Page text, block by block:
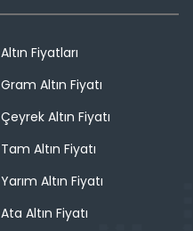
Altın Fiyatları
Gram Altın Fiyatı
Çeyrek Altın Fiyatı
Tam Altın Fiyatı
Yarım Altın Fiyatı
Ata Altın Fiyatı